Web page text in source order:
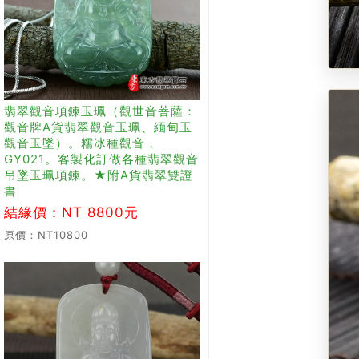
翡翠觀音項鍊玉珮（觀世音菩薩：
觀音牌A貨翡翠觀音玉珮、緬甸玉
觀音玉墜）。糯冰種觀音，
GY021。客製化訂做各種翡翠觀音
吊墜玉珮項鍊。★附A貨翡翠雙證
書
結緣價：NT 8800元
原價：NT10800